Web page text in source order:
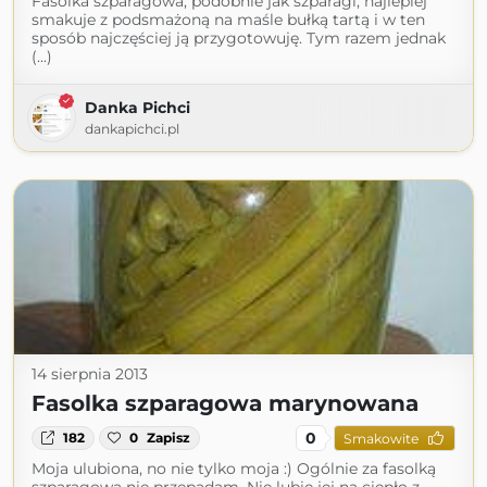
smakuje z podsmażoną na maśle bułką tartą i w ten
sposób najczęściej ją przygotowuję. Tym razem jednak
(...)
Danka Pichci
dankapichci.pl
14 sierpnia 2013
Fasolka szparagowa marynowana
182 0 Zapisz 0 Smakowite
Moja ulubiona, no nie tylko moja :) Ogólnie za fasolką